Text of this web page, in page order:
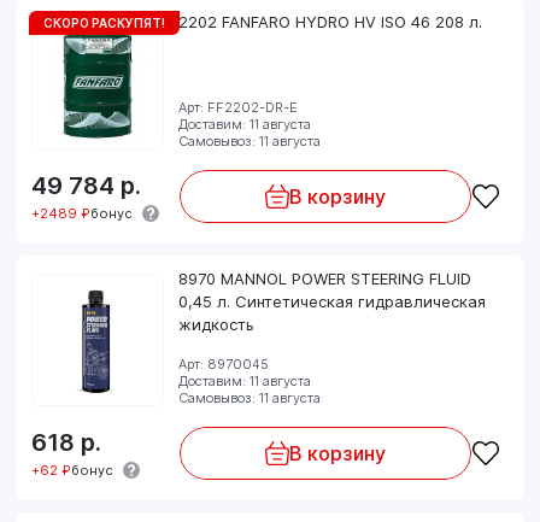
2202 FANFARO HYDRO HV ISO 46 208 л.
Арт: FF2202-DR-E
Доставим: 11 августа
Самовывоз: 11 августа
49 784 р.
+2489 ₽бонус
В корзину
СКОРО РАСКУПЯТ!
8970 MANNOL POWER STEERING FLUID
0,45 л. Синтетическая гидравлическая
жидкость
Арт: 8970045
Доставим: 11 августа
Самовывоз: 11 августа
618 р.
+62 ₽бонус
В корзину